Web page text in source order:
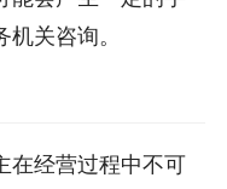
关咨询。
在经营过程中不可